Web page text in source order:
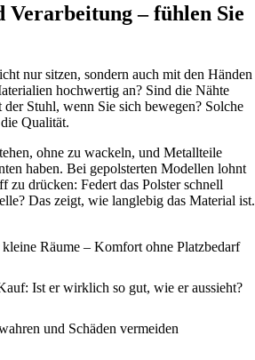
– fühlen Sie
nur sitzen, sondern auch mit den Händen
hochwertig an? Sind die Nähte
der Stuhl, wenn Sie sich bewegen? Solche
Qualität.
ohne zu wackeln, und Metallteile
haben. Bei gepolsterten Modellen lohnt
zu drücken: Federt das Polster schnell
Das zeigt, wie langlebig das Material ist.
Räume – Komfort ohne Platzbedarf
Ist er wirklich so gut, wie er aussieht?
und Schäden vermeiden